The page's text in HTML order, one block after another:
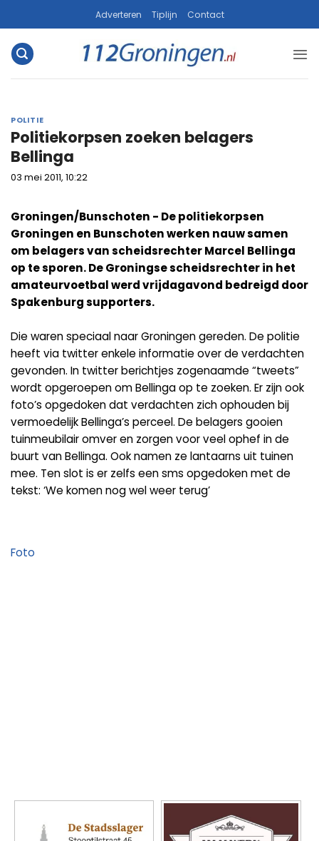
naar
inhoud
Adverteren Tiplijn Contact
POLITIE
Politiekorpsen zoeken belagers
Bellinga
03 mei 2011, 10:22
Groningen/Bunschoten - De politiekorpsen
Groningen en Bunschoten werken nauw samen
om belagers van scheidsrechter Marcel Bellinga
op te sporen. De Groningse scheidsrechter in het
amateurvoetbal werd vrijdagavond bedreigd door
Spakenburg supporters.
Die waren speciaal naar Groningen gereden. De politie
heeft via twitter enkele informatie over de verdachten
gevonden. In twitter berichtjes zogenaamde “tweets”
wordt opgeroepen om Bellinga op te zoeken. Er zijn ook
foto’s opgedoken dat verdachten zich ophouden bij
vermoedelijk Bellinga’s perceel. De belagers gooien
tuinmeubilair omver en zorgen voor veel ophef in de
buurt van Bellinga. Ook namen ze lantaarns uit tuinen
mee. Ten slot is er zelfs een sms opgedoken met de
tekst: ‘We komen nog wel weer terug’
Foto